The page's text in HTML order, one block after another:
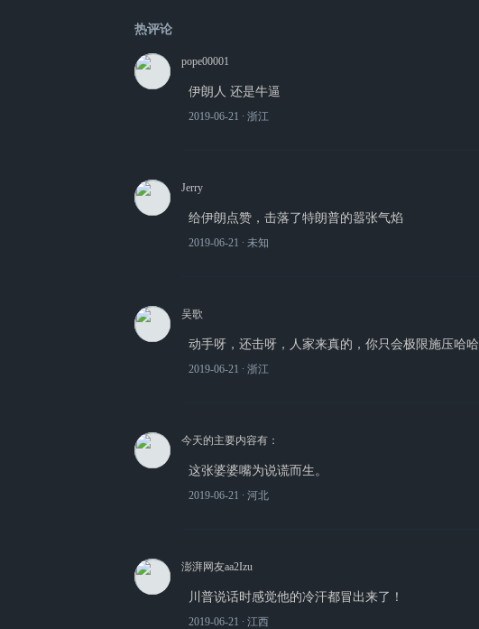
热评论
pope00001
伊朗人 还是牛逼
2019-06-21 ∙ 浙江
Jerry
给伊朗点赞，击落了特朗普的嚣张气焰
2019-06-21 ∙ 未知
吴歌
动手呀，还击呀，人家来真的，你只会极限施压哈哈
2019-06-21 ∙ 浙江
今天的主要内容有：
这张婆婆嘴为说谎而生。
2019-06-21 ∙ 河北
澎湃网友aa2Izu
川普说话时感觉他的冷汗都冒出来了！
2019-06-21 ∙ 江西